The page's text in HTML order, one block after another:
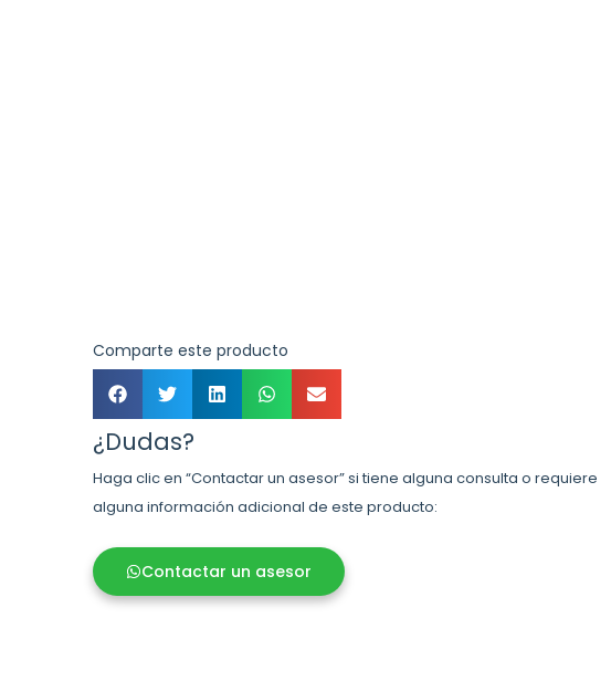
Comparte este producto
¿Dudas?
Haga clic en “Contactar un asesor” si tiene alguna consulta o requiere
alguna información adicional de este producto:
Contactar un asesor